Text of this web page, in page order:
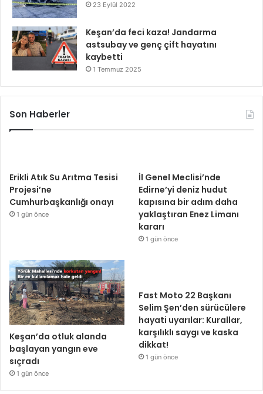
23 Eylül 2022
Keşan’da feci kaza! Jandarma
astsubay ve genç çift hayatını
kaybetti
1 Temmuz 2025
Son Haberler
Erikli Atık Su Arıtma Tesisi
Projesi’ne
Cumhurbaşkanlığı onayı
1 gün önce
İl Genel Meclisi’nde
Edirne’yi deniz hudut
kapısına bir adım daha
yaklaştıran Enez Limanı
kararı
1 gün önce
Keşan’da otluk alanda
başlayan yangın eve
sıçradı
1 gün önce
Fast Moto 22 Başkanı
Selim Şen’den sürücülere
hayati uyarılar: Kurallar,
karşılıklı saygı ve kaska
dikkat!
1 gün önce